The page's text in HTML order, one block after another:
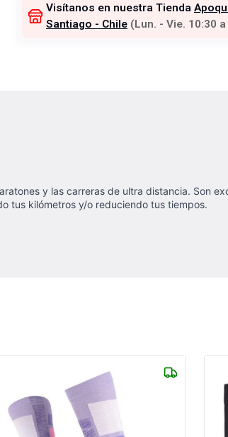
Visítanos en nuestra Tienda
Santiago - Chile (Lun. - Vie. 10:30
y las carreras de ultra distancia. Son
tus kilómetros y/o reduciendo tus tiempos.